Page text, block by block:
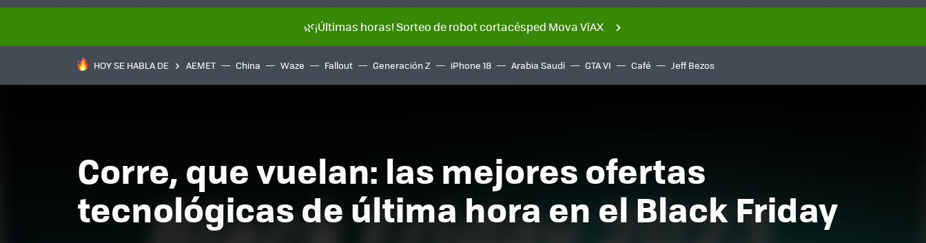
🌿¡Últimas horas! Sorteo de robot cortacésped Mova ViAX
HOY SE HABLA DE AEMET China Waze Fallout Generación Z iPhone 18 Arabia Saudí GTA VI Café Jeff Bezos
Corre, que vuelan: las mejores ofertas
tecnológicas de última hora en el Black Friday